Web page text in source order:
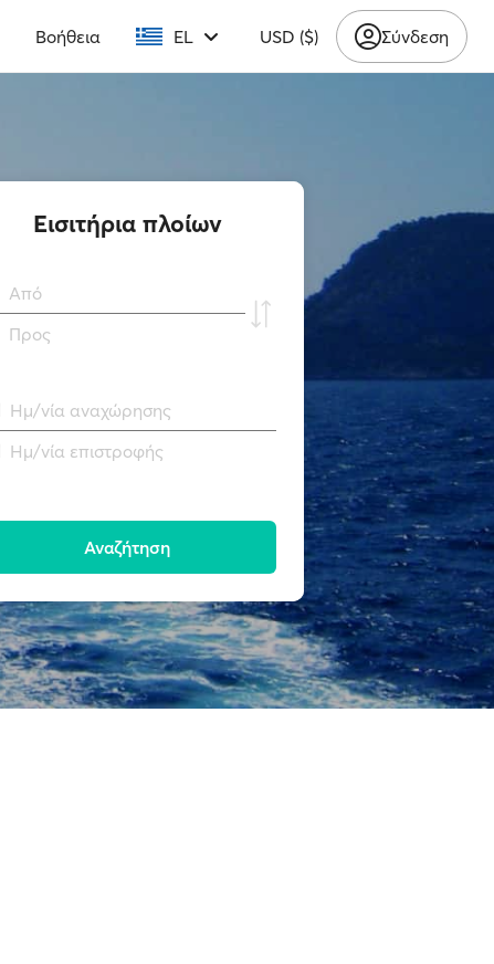
Βοήθεια EL USD ($) Σύνδεση
Εισιτήρια πλοίων
Από
Προς
Ημ/νία αναχώρησης
Ημ/νία επιστροφής
Αναζήτηση